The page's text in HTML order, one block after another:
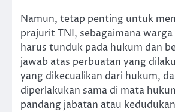
Namun, tetap penting untuk
prajurit TNI, sebagaimana
harus tunduk pada hukum dan
jawab atas perbuatan yang
yang dikecualikan dari hukum,
diperlakukan sama di mata
pandang jabatan atau